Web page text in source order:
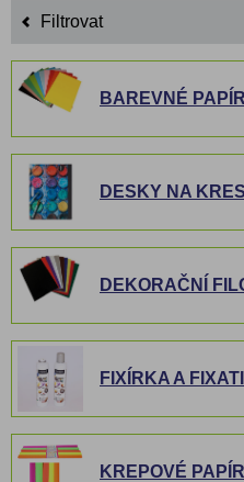
Filtrovat
BAREVNÉ
DESKY NA
DEKORAČNÍ
FIXÍRKA A
KREPOVÉ